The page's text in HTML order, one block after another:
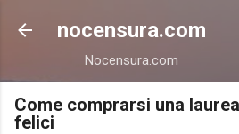
Passa ai contenuti
nocensura.com
Nocensura.com
Come comprarsi una
felici